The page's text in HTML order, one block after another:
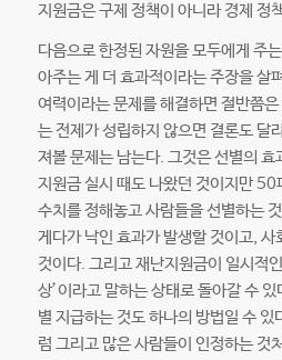
지원금은 구제 정책이 아니라 경제 정
다음으로 한정된 자원을 모두에게 주
아주는 게 더 효과적이라는 주장을 살
여력이라는 문제를 해결하면 절반쯤
는 전제가 성립하지 않으면 결론도 달
져볼 문제는 남는다. 그것은 선별의
지원금 실시 때도 나왔던 것이지만
수치를 정해놓고 사람들을 선별하는
게다가 낙인 효과가 발생할 것이고, 사
것이다. 그리고 재난지원금이 일시적
상’이라고 말하는 상태로 돌아갈 수
별 지급하는 것도 하나의 방법일 수 있
럼 그리고 많은 사람들이 인정하는 것